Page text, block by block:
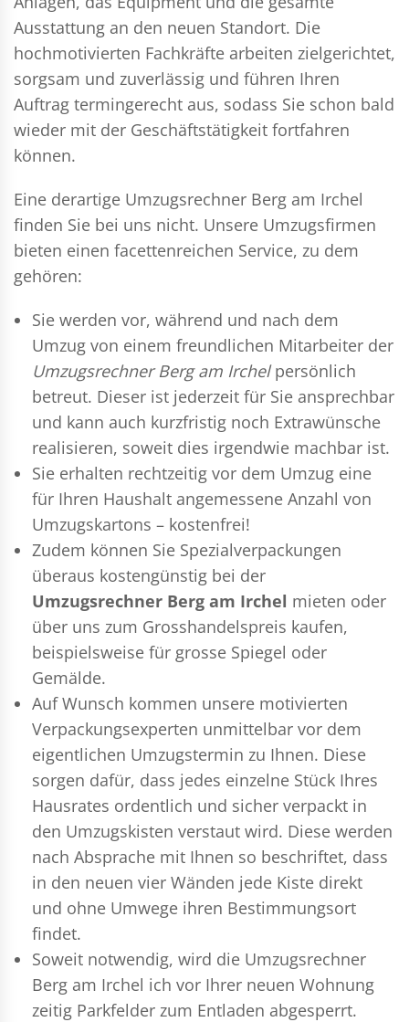
Ausstattung an den neuen Standort. Die
hochmotivierten Fachkräfte arbeiten zielgerichtet,
sorgsam und zuverlässig und führen Ihren
Auftrag termingerecht aus, sodass Sie schon bald
wieder mit der Geschäftstätigkeit fortfahren
können.
Eine derartige Umzugsrechner Berg am Irchel
finden Sie bei uns nicht. Unsere Umzugsfirmen
bieten einen facettenreichen Service, zu dem
gehören:
Sie werden vor, während und nach dem
Umzug von einem freundlichen Mitarbeiter der
Umzugsrechner Berg am Irchelpersönlich
betreut. Dieser ist jederzeit für Sie ansprechbar
und kann auch kurzfristig noch Extrawünsche
realisieren, soweit dies irgendwie machbar ist.
Sie erhalten rechtzeitig vor dem Umzug eine
für Ihren Haushalt angemessene Anzahl von
Umzugskartons – kostenfrei!
Zudem können Sie Spezialverpackungen
überaus kostengünstig bei der
Umzugsrechner Berg am Irchel mieten oder
über uns zum Grosshandelspreis kaufen,
beispielsweise für grosse Spiegel oder
Gemälde.
Auf Wunsch kommen unsere motivierten
Verpackungsexperten unmittelbar vor dem
eigentlichen Umzugstermin zu Ihnen. Diese
sorgen dafür, dass jedes einzelne Stück Ihres
Hausrates ordentlich und sicher verpackt in
den Umzugskisten verstaut wird. Diese werden
nach Absprache mit Ihnen so beschriftet, dass
in den neuen vier Wänden jede Kiste direkt
und ohne Umwege ihren Bestimmungsort
findet.
Soweit notwendig, wird die Umzugsrechner
Berg am Irchel ich vor Ihrer neuen Wohnung
zeitig Parkfelder zum Entladen abgesperrt.